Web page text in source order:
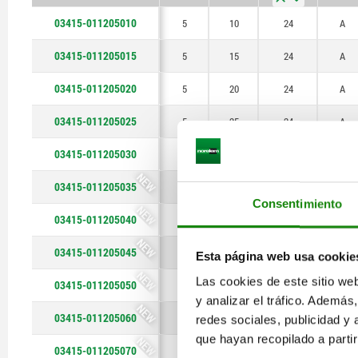
Consentimiento
Esta página web usa
Las cookies de este sitio
y analizar el tráfico.
redes sociales, publicidad y
que hayan recopilado a
20
110
120
doble máx.
kN
03415-011205010 5 10 24 A
03415-011205015 5 15 24 A
03415-011205020 5 20 24 A
03415-011205025 5 25 24 A
03415-011205030
NEW
03415-011205035
NEW
03415-011205040
NEW
03415-011205045 45 24 A
NEW
03415-011205050 50 24 A
NEW
03415-011205060 60 24 A
NEW
03415-011205070